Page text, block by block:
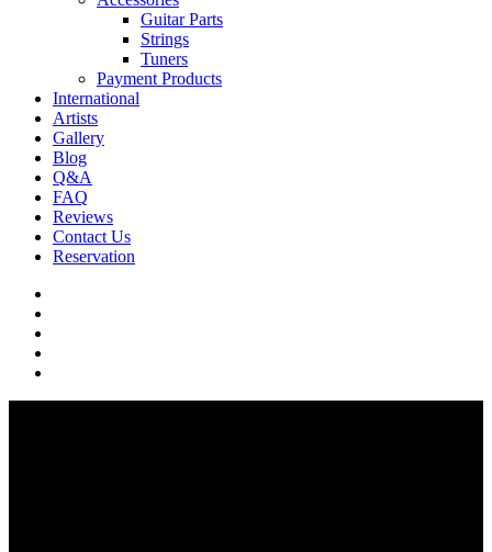
Guitar Parts
Strings
Tuners
Payment Products
International
Artists
Gallery
Blog
Q&A
FAQ
Reviews
Contact Us
Reservation